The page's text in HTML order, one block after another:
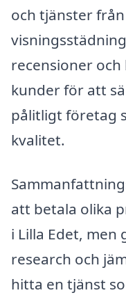
och tjänster
recensioner
kunder för att
pålitligt företag
kvalitet.
att betala olika
i Lilla Edet,
research och
hitta en tjänst